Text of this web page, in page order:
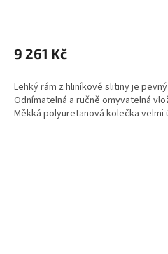
9 261 Kč
Lehký rám z hliníkové slitiny je
Odnímatelná a ručně omyvatelná
Měkká polyuretanová kolečka velmi